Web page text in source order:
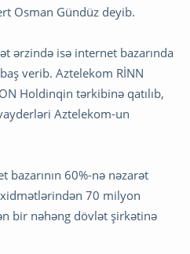
Osman Gündüz deyib.
ərzində isə internet bazarında
verib. Aztelekom RİNN
Holdinqin tərkibinə qatılıb,
Aztelekom-un
bazarının 60%-nə nəzarət
70 milyon
bir nəhəng dövlət şirkətinə